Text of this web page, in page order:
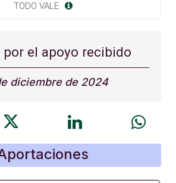
TODO VALE
por el apoyo recibido
diciembre de 2024